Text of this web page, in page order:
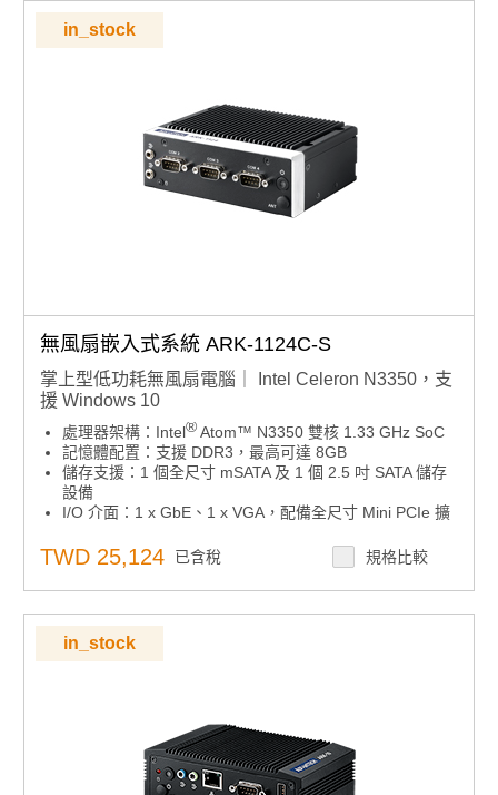
安裝方式：支援 VESA 安裝（選配）
遠端管理：內建 WISE-PaaS/RMM 智能設備遠端監控軟
in_stock
無風扇嵌入式系統 ARK-1124C-S
掌上型低功耗無風扇電腦｜ Intel Celeron N3350，支
援 Windows 10
處理器架構：Intel®Atom™ N3350 雙核 1.33 GHz SoC
記憶體配置：支援 DDR3，最高可達 8GB
儲存支援：1 個全尺寸 mSATA 及 1 個 2.5 吋 SATA 儲存
設備
I/O 介面：1 x GbE、1 x VGA，配備全尺寸 Mini PCIe 擴
通訊埠：4 x RS-232/422/485 及 3 x USB 3.0
擴充功能：可透過 iDoor 擴充 CANBus、LPT、DI/DO 及
高速 COM 埠
作業系統支援：支援 Windows 10
安裝支援：提供 VESA、DIN Rail 及壁掛安裝套件
智能監控：內建智能遠端監控軟體 WISE-PaaS RMM
TWD 25,124 已含稅 規格比較
in_stock